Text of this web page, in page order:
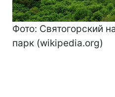
Фото: Святогорский
парк (wikipedia.org)